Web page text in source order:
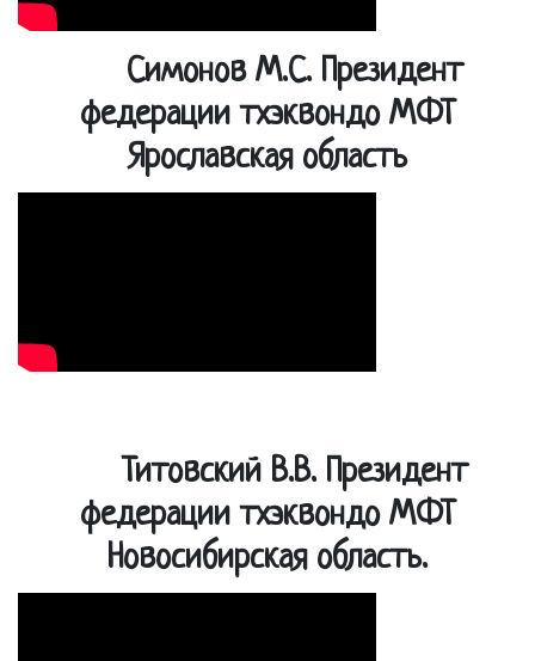
Симонов М.С. Президент
федерации тхэквондо МФТ
Ярославская область
Титовский В.В. Президент
федерации тхэквондо МФТ
Новосибирская область.